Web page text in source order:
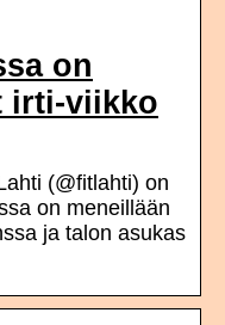
on
irti-viikko
(@fitlahti) on
on meneillään
ja talon asukas